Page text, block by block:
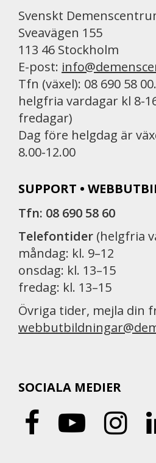
Svenskt
Sveavägen 155
113 46 Stockholm
E-post:
Tfn (växel): 08 690 58
helgfria vardagar kl 8-
fredagar)
Dag före helgdag är
8.00-12.00
SUPPORT •
Tfn: 08 690 58 60
Telefontider (helgfria
måndag: kl. 9–12
onsdag: kl. 13–15
fredag: kl. 13–15
Övriga tider, mejla din
SOCIALA MEDIER